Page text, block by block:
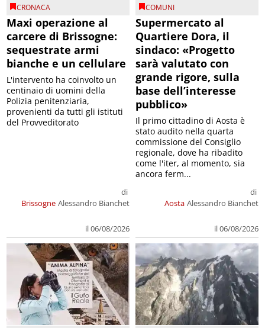
CRONACA
Maxi operazione al
carcere di Brissogne:
sequestrate armi
bianche e un cellulare
Brissogne
di
Alessandro Bianchet
il 06/08/2026
L'intervento ha coinvolto un
centinaio di uomini della
Polizia penitenziaria,
provenienti da tutti gli istituti
del Provveditorato
COMUNI
Supermercato al
Quartiere Dora, il
sindaco: «Progetto
sarà valutato con
grande rigore, sulla
base dell’interesse
pubblico»
Aosta
di
Alessandro Bianchet
il 06/08/2026
Il primo cittadino di Aosta è
stato audito nella quarta
commissione del Consiglio
regionale, dove ha ribadito
come l'iter, al momento, sia
ancora ferm...